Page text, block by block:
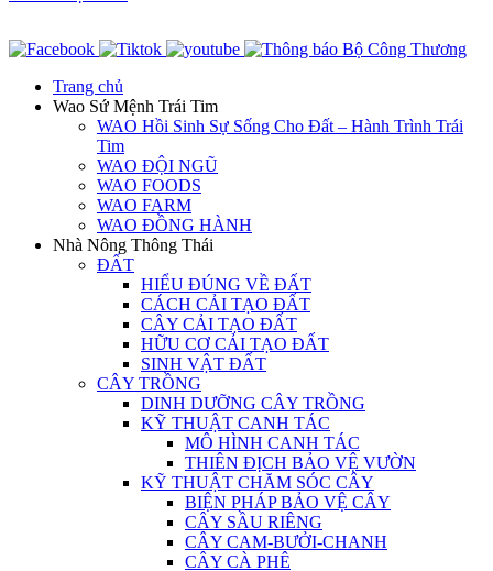
Trang chủ
Wao Sứ Mệnh Trái Tim
WAO Hồi Sinh Sự Sống Cho Đất – Hành Trình Trái
Tim
WAO ĐỘI NGŨ
WAO FOODS
WAO FARM
WAO ĐỒNG HÀNH
Nhà Nông Thông Thái
ĐẤT
HIỂU ĐÚNG VỀ ĐẤT
CÁCH CẢI TẠO ĐẤT
CÂY CẢI TẠO ĐẤT
HỮU CƠ CẢI TẠO ĐẤT
SINH VẬT ĐẤT
CÂY TRỒNG
DINH DƯỠNG CÂY TRỒNG
KỸ THUẬT CANH TÁC
MÔ HÌNH CANH TÁC
THIÊN ĐỊCH BẢO VỆ VƯỜN
KỸ THUẬT CHĂM SÓC CÂY
BIỆN PHÁP BẢO VỆ CÂY
CÂY SẦU RIÊNG
CÂY CAM-BƯỞI-CHANH
CÂY CÀ PHÊ